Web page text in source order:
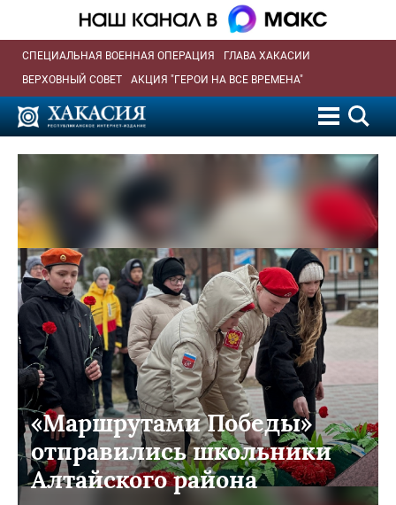
СПЕЦИАЛЬНАЯ ВОЕННАЯ ОПЕРАЦИЯ
ГЛАВА ХАКАСИИ
ВЕРХОВНЫЙ СОВЕТ
АКЦИЯ "ГЕРОИ НА ВСЕ ВРЕМЕНА"
«Маршрутами Победы»
отправились школьники
Алтайского района